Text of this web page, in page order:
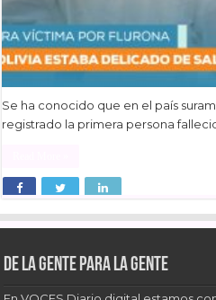
Se ha conocido que en el país
registrado la primera persona
De la gente para la gente